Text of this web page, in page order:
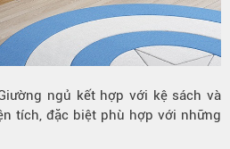
ngủ kết hợp với kệ sách và
tích, đặc biệt phù hợp với những